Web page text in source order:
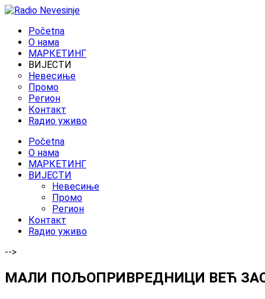
Početna
O нама
МАРКЕТИНГ
ВИЈЕСТИ
Невесиње
Промо
Регион
Контакт
Rадио уживо
Početna
O нама
МАРКЕТИНГ
ВИЈЕСТИ
Невесиње
Промо
Регион
Контакт
Rадио уживо
-->
МАЛИ ПОЉОПРИВРЕДНИЦИ ВЕЋ